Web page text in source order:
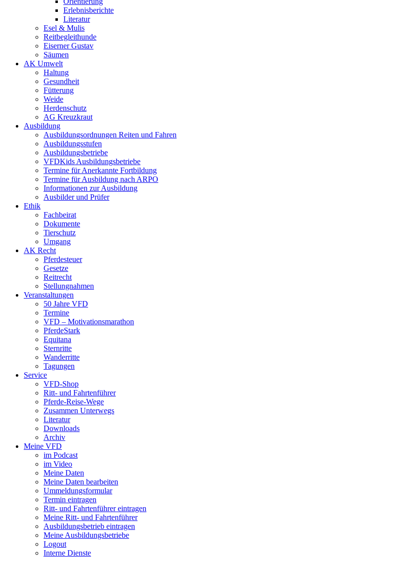
Erlebnisberichte
Literatur
Esel & Mulis
Reitbegleithunde
Eiserner Gustav
Säumen
AK Umwelt
Haltung
Gesundheit
Fütterung
Weide
Herdenschutz
AG Kreuzkraut
Ausbildung
Ausbildungsordnungen Reiten und Fahren
Ausbildungsstufen
Ausbildungsbetriebe
VFDKids Ausbildungsbetriebe
Termine für Anerkannte Fortbildung
Termine für Ausbildung nach ARPO
Informationen zur Ausbildung
Ausbilder und Prüfer
Ethik
Fachbeirat
Dokumente
Tierschutz
Umgang
AK Recht
Pferdesteuer
Gesetze
Reitrecht
Stellungnahmen
Veranstaltungen
50 Jahre VFD
Termine
VFD – Motivationsmarathon
PferdeStark
Equitana
Sternritte
Wanderritte
Tagungen
Service
VFD-Shop
Ritt- und Fahrtenführer
Pferde-Reise-Wege
Zusammen Unterwegs
Literatur
Downloads
Archiv
Meine VFD
im Podcast
im Video
Meine Daten
Meine Daten bearbeiten
Ummeldungsformular
Termin eintragen
Ritt- und Fahrtenführer eintragen
Meine Ritt- und Fahrtenführer
Ausbildungsbetrieb eintragen
Meine Ausbildungsbetriebe
Logout
Interne Dienste